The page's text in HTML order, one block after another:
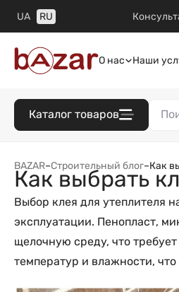
UA RU
О нас Наши
Каталог товаров
BAZAR–Строительный блог–Как
Как выбрать
Выбор клея для утеплителя
эксплуатации. Пенопласт,
щелочную среду, что
температур и влажности,